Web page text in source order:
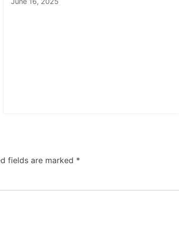
fields are marked *